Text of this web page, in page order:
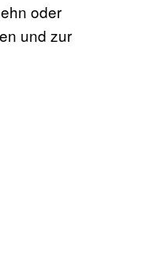
oder
und zur